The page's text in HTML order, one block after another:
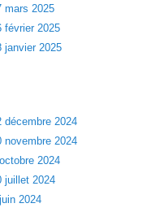
mars 2025
février 2025
janvier 2025
décembre 2024
novembre 2024
2024
juillet 2024
2024